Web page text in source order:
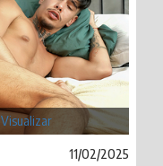
Visualizar
11/02/2025